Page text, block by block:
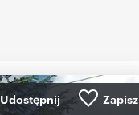
Udostępnij Zapisz